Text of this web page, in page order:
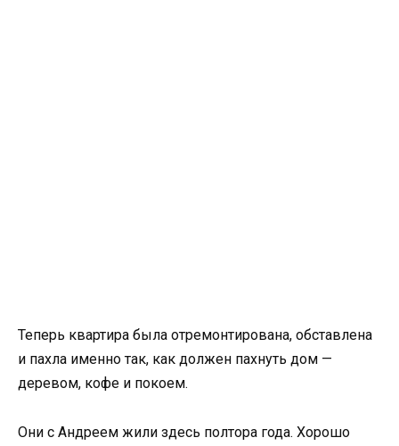
Теперь квартира была отремонтирована, обставлена
и пахла именно так, как должен пахнуть дом —
деревом, кофе и покоем.
Они с Андреем жили здесь полтора года. Хорошо